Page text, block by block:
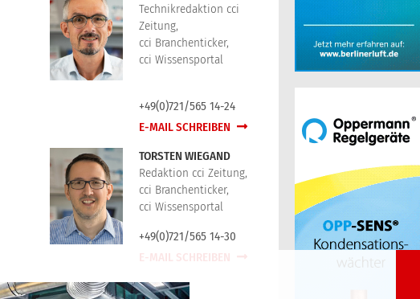
Technikredaktion cci
Zeitung,
cci Branchenticker,
cci Wissensportal
+49(0)721/565 14-24
E-MAIL SCHREIBEN
TORSTEN WIEGAND
Redaktion cci Zeitung,
cci Branchenticker,
cci Wissensportal
+49(0)721/565 14-30
E-MAIL SCHREIBEN